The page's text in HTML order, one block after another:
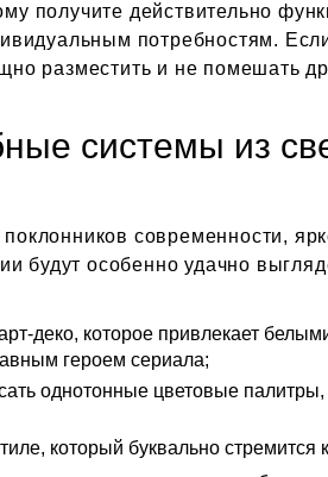
получите действительно
потребностям.
разместить и не помешать
системы из
современности,
будут особенно удачно
деко, которое привлекает
героем сериала;
однотонные цветовые
который буквально стремится